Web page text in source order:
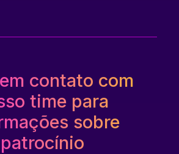
contato com
time para
sobre
patrocínio